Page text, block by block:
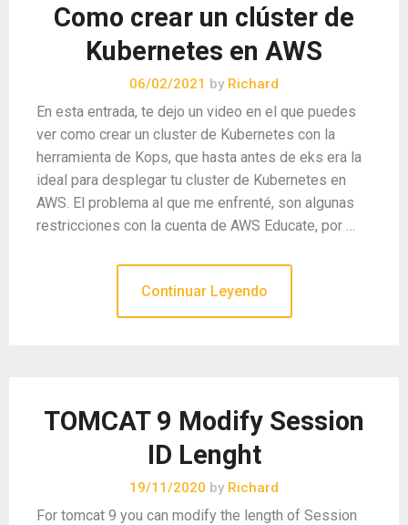
Como crear un clúster de
Kubernetes en AWS
06/02/2021 by Richard
En esta entrada, te dejo un video en el que puedes
ver como crear un cluster de Kubernetes con la
herramienta de Kops, que hasta antes de eks era la
ideal para desplegar tu cluster de Kubernetes en
AWS. El problema al que me enfrenté, son algunas
restricciones con la cuenta de AWS Educate, por …
Continuar Leyendo
TOMCAT 9 Modify Session
ID Lenght
19/11/2020 by Richard
For tomcat 9 you can modify the length of Session